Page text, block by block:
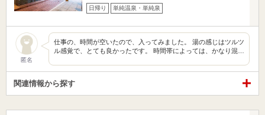
日帰り 単純温泉・単純泉
匿名
仕事の、時間が空いたので、入ってみました。 湯の感じはツルツ
ル感覚で、とても良かったです。 時間帯によっては、かなり混…
関連情報から探す